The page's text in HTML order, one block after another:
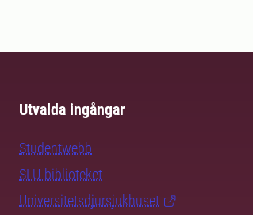
Utvalda ingångar
Studentwebb
SLU-biblioteket
Universitetsdjursjukhuset